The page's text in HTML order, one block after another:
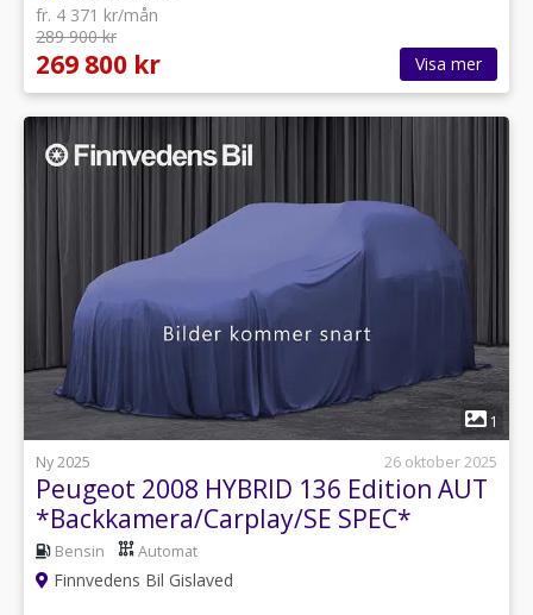
fr. 4 371 kr/mån
289 900 kr
269 800 kr Visa mer
1
Ny 2025
26 oktober 2025
Peugeot 2008 HYBRID 136 Edition AUT
*Backkamera/Carplay/SE SPEC*
Bensin Automat
Finnvedens Bil Gislaved